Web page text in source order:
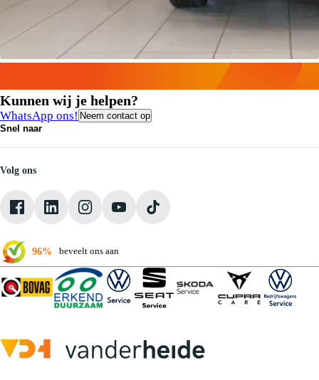
Kunnen wij je helpen?
WhatsApp ons! Neem contact op
Snel naar
Medewerkers
Onze servicebeloften
Pechhulp
Klantbeoordelingen
Verkoopvoorwaarden
Volg ons
96% beveelt ons aan